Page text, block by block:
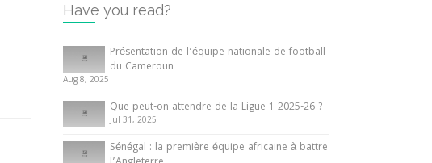
13 June 2024
Internationales
Tout ce que vous devez savoir sur la
Coupe d’Afrique des Nations
10 May 2024
Have you read?
Présentation de l’équipe nationale de football
du Cameroun
Aug 8, 2025
Que peut-on attendre de la Ligue 1 2025-26 ?
Jul 31, 2025
Sénégal : la première équipe africaine à battre